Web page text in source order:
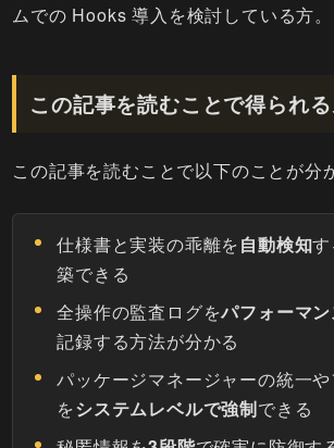
ムでの Hooks 導入を検討している方。
この記事を読むことで得られ
この記事を読むことで以下のことが分
仕様書と実装の乖離を自動検知
築できる
全操作の監査ログをパフォーマ
記録する方法が分かる
パッケージマネージャーの統一
をシステムレベルで強制できる